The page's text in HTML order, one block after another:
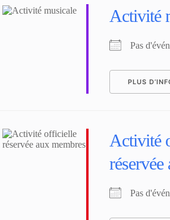
Activité
Pas
PLUS
Activité
réservée
Pas